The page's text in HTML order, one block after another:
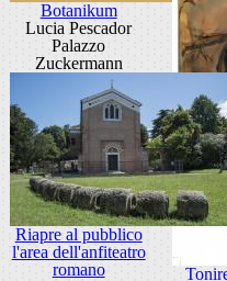
Botanikum
Lucia Pescador
Palazzo
Zuckermann
Riapre al pubblico
l'area dell'anfiteatro
romano